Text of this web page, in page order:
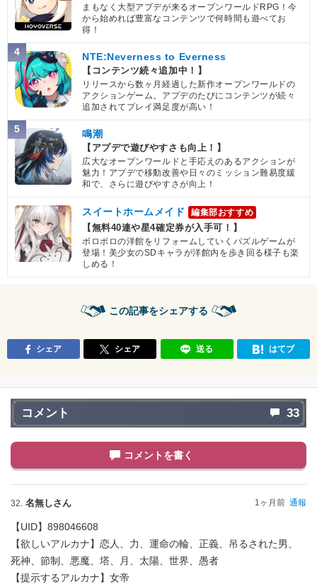
まもなく大型アプデが来るオープンワールドRPG！今
から始めれば豊富なコンテンツで何時間も遊べてお
得！
4 NTE:Neverness to Everness
【コンテンツ続々追加中！】
リリースから数ヶ月経過した新作オープンワールドの
アクションゲーム。アプデのたびにコンテンツが続々
追加されてプレイ満足度が高い！
5 鳴潮
【アプデで遊びやすさも向上！】
広大なオープンワールドと手応えのあるアクションが
魅力！アプデで移動改善や日々のミッション難易度緩
和で、さらに遊びやすさが向上！
スイートホームメイド 編集部おすすめ
【無料40連や星4確定券が入手可！】
ボロボロの洋館をリフォームしていくパズルゲームが
登場！美少女のSDキャラが洋館内を歩き回る様子も楽
しめる！
この記事をシェアする
シェア シェア 送る はてブ
コメント 33
コメントを書く
32. 名無しさん 1ヶ月前 通報
【UID】898046608
【欲しいアルカナ】恋人、力、運命の輪、正義、吊るされた男、
死神、節制、悪魔、塔、月、太陽、世界、愚者
【提示するアルカナ】女帝